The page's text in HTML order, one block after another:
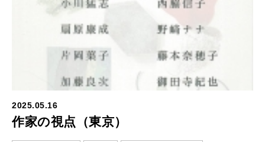
2025.05.16
作家の視点（東京）